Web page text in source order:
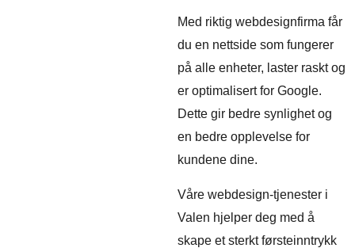
Med riktig webdesignfirma får
du en nettside som fungerer
på alle enheter, laster raskt og
er optimalisert for Google.
Dette gir bedre synlighet og
en bedre opplevelse for
kundene dine.
Våre webdesign-tjenester i
Valen hjelper deg med å
skape et sterkt førsteinntrykk